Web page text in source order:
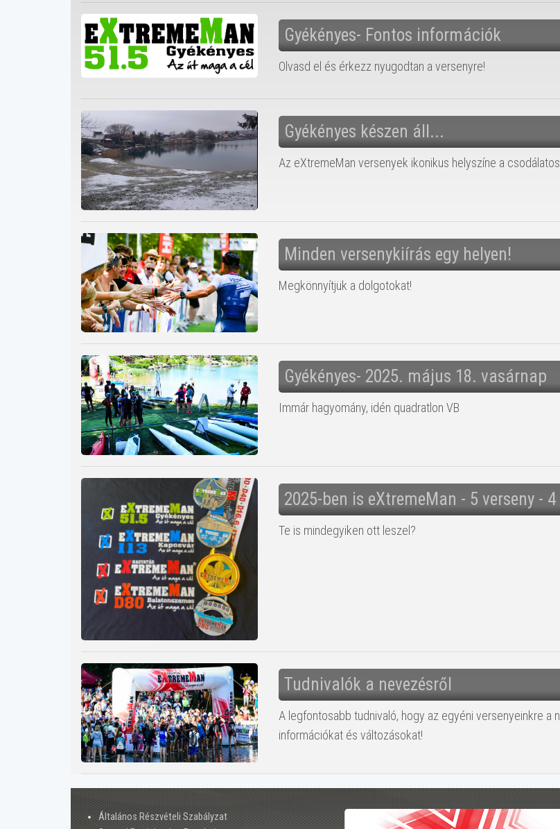
Gyékényes- Fontos információk
Olvasd el és érkezz nyugodtan a versenyre!
Gyékényes készen áll...
Az eXtremeMan versenyek ikonikus helyszíne a
Minden versenykiírás egy helyen!
Megkönnyítjük a dolgotokat!
Gyékényes- 2025. május 18. vasárnap
Immár hagyomány, idén quadratlon VB
2025-ben is eXtremeMan - 5 verseny -
Te is mindegyiken ott leszel?
Tudnivalók a nevezésről
A legfontosabb tudnivaló, hogy az egyéni versenyeinkre
információkat és változásokat!
Általános Részvételi Szabályzat